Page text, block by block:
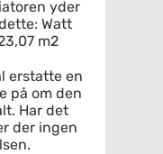
yder
Watt
m2
erstatte en
på om den
Har det
der ingen